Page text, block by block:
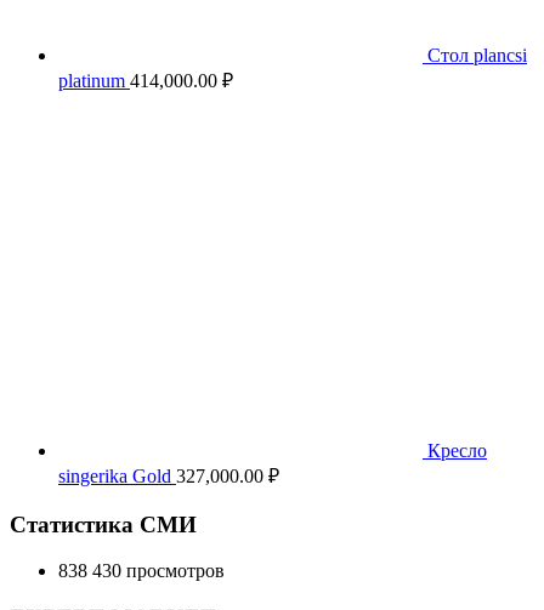
Стол plancsi
platinum 414,000.00 ₽
Кресло
singerika Gold 327,000.00 ₽
Статистика СМИ
838 430 просмотров